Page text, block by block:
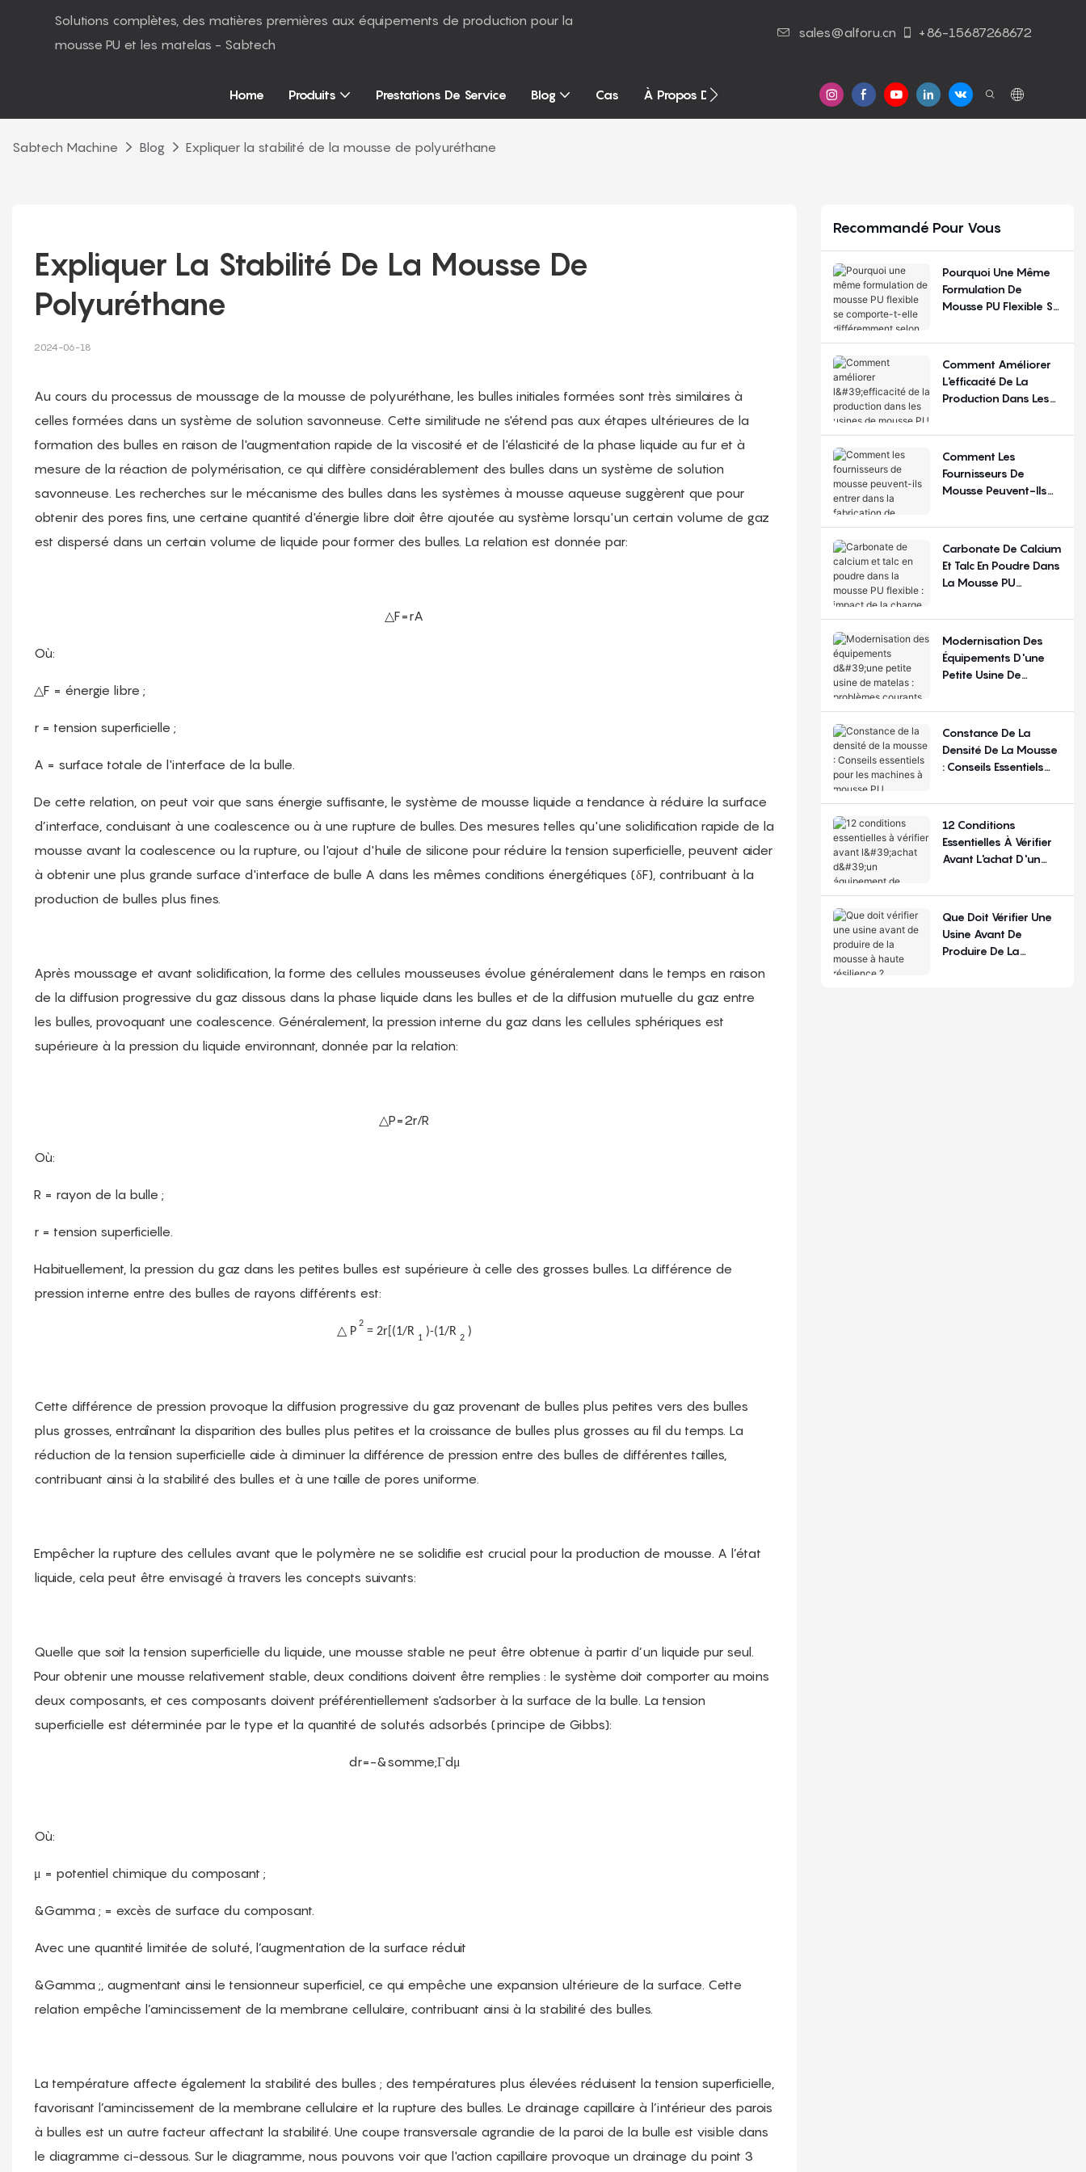
Solutions complètes, des matières premières aux équipements de production pour la
mousse PU et les matelas - Sabtech
sales@alforu.cn +86-15687268672
Home Produits Prestations De Service Blog Cas À Propos De Nous Nous Contacter
Sabtech Machine Blog Expliquer la stabilité de la mousse de polyuréthane
Expliquer La Stabilité De La Mousse De
Polyuréthane
2024-06-18
Au cours du processus de moussage de la mousse de polyuréthane, les bulles initiales formées sont très similaires à
celles formées dans un système de solution savonneuse. Cette similitude ne s'étend pas aux étapes ultérieures de la
formation des bulles en raison de l'augmentation rapide de la viscosité et de l'élasticité de la phase liquide au fur et à
mesure de la réaction de polymérisation, ce qui diffère considérablement des bulles dans un système de solution
savonneuse. Les recherches sur le mécanisme des bulles dans les systèmes à mousse aqueuse suggèrent que pour
obtenir des pores fins, une certaine quantité d'énergie libre doit être ajoutée au système lorsqu'un certain volume de gaz
est dispersé dans un certain volume de liquide pour former des bulles. La relation est donnée par:
△F=rA
Où:
△F = énergie libre ;
r = tension superficielle ;
A = surface totale de l'interface de la bulle.
De cette relation, on peut voir que sans énergie suffisante, le système de mousse liquide a tendance à réduire la surface
d’interface, conduisant à une coalescence ou à une rupture de bulles. Des mesures telles qu'une solidification rapide de la
mousse avant la coalescence ou la rupture, ou l'ajout d'huile de silicone pour réduire la tension superficielle, peuvent aider
à obtenir une plus grande surface d'interface de bulle A dans les mêmes conditions énergétiques (δF), contribuant à la
production de bulles plus fines.
Après moussage et avant solidification, la forme des cellules mousseuses évolue généralement dans le temps en raison
de la diffusion progressive du gaz dissous dans la phase liquide dans les bulles et de la diffusion mutuelle du gaz entre
les bulles, provoquant une coalescence. Généralement, la pression interne du gaz dans les cellules sphériques est
supérieure à la pression du liquide environnant, donnée par la relation:
△P=2r/R
Où:
R = rayon de la bulle ;
r = tension superficielle.
Habituellement, la pression du gaz dans les petites bulles est supérieure à celle des grosses bulles. La différence de
pression interne entre des bulles de rayons différents est:
△ P
2
=2r[(1/R 1 )-(1/R 2)
Cette différence de pression provoque la diffusion progressive du gaz provenant de bulles plus petites vers des bulles
plus grosses, entraînant la disparition des bulles plus petites et la croissance de bulles plus grosses au fil du temps. La
réduction de la tension superficielle aide à diminuer la différence de pression entre des bulles de différentes tailles,
contribuant ainsi à la stabilité des bulles et à une taille de pores uniforme.
Empêcher la rupture des cellules avant que le polymère ne se solidifie est crucial pour la production de mousse. A l’état
liquide, cela peut être envisagé à travers les concepts suivants:
Quelle que soit la tension superficielle du liquide, une mousse stable ne peut être obtenue à partir d’un liquide pur seul.
Pour obtenir une mousse relativement stable, deux conditions doivent être remplies : le système doit comporter au moins
deux composants, et ces composants doivent préférentiellement s'adsorber à la surface de la bulle. La tension
superficielle est déterminée par le type et la quantité de solutés adsorbés (principe de Gibbs):
dr=-&somme;Γdμ
Où:
μ = potentiel chimique du composant ;
&Gamma ; = excès de surface du composant.
Avec une quantité limitée de soluté, l’augmentation de la surface réduit
&Gamma ;, augmentant ainsi le tensionneur superficiel, ce qui empêche une expansion ultérieure de la surface. Cette
relation empêche l’amincissement de la membrane cellulaire, contribuant ainsi à la stabilité des bulles.
La température affecte également la stabilité des bulles ; des températures plus élevées réduisent la tension superficielle,
favorisant l’amincissement de la membrane cellulaire et la rupture des bulles. Le drainage capillaire à l’intérieur des parois
à bulles est un autre facteur affectant la stabilité. Une coupe transversale agrandie de la paroi de la bulle est visible dans
le diagramme ci-dessous. Sur le diagramme, nous pouvons voir que l'action capillaire provoque un drainage du point 3
Recommandé Pour Vous
Pourquoi Une Même
Formulation De
Mousse PU Flexible Se
Différemment Selon
Comment Améliorer
L'efficacité De La
Production Dans Les
Flexible ?
Comment Les
Fournisseurs De
Mousse Peuvent-Ils
Fabrication De
Carbonate De Calcium
Et Talc En Poudre Dans
La Mousse PU
Charge De
Modernisation Des
Équipements D'une
Petite Usine De
Courants Et Choix De
Constance De La
Densité De La Mousse
: Conseils Essentiels
Mousse PU
12 Conditions
Essentielles À Vérifier
Avant L'achat D'un
Production De
Que Doit Vérifier Une
Usine Avant De
Produire De La